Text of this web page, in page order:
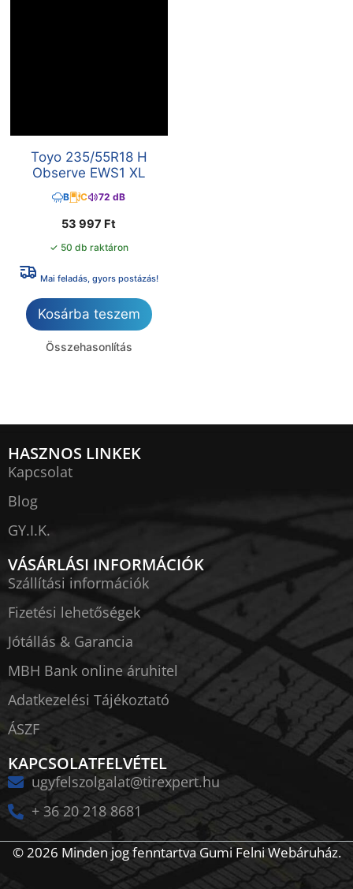
Toyo 235/55R18 H
Observe EWS1 XL
B C 72 dB
53 997 Ft
✓ 50 db raktáron
Mai feladás, gyors postázás!
Kosárba teszem
Összehasonlítás
HASZNOS LINKEK
Kapcsolat
Blog
GY.I.K.
VÁSÁRLÁSI INFORMÁCIÓK
Szállítási információk
Fizetési lehetőségek
Jótállás & Garancia
MBH Bank online áruhitel
Adatkezelési Tájékoztató
ÁSZF
KAPCSOLATFELVÉTEL
ugyfelszolgalat@tirexpert.hu
+ 36 20 218 8681
© 2026 Minden jog fenntartva Gumi Felni Webáruház.